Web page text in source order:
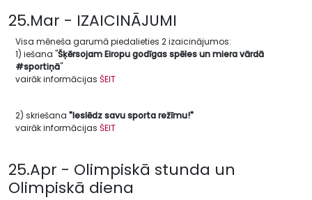
25.Mar - IZAICINĀJUMI
Visa mēneša garumā piedalieties 2 izaicinājumos:
1) iešana "Šķērsojam Eiropu godīgas spēles un miera vārdā
#sportiņā"
vairāk informācijas ŠEIT
2) skriešana "Ieslēdz savu sporta režīmu!"
vairāk informācijas ŠEIT
25.Apr - Olimpiskā stunda un
Olimpiskā diena